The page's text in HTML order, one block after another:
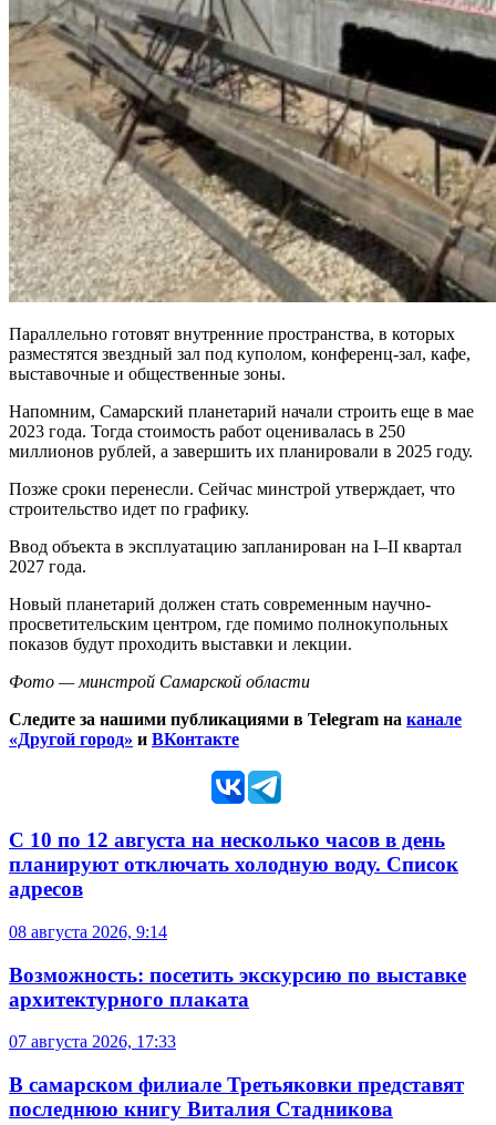
Параллельно готовят внутренние пространства, в которых
разместятся звездный зал под куполом, конференц-зал, кафе,
выставочные и общественные зоны.
Напомним, Самарский планетарий начали строить еще в мае
2023 года. Тогда стоимость работ оценивалась в 250
миллионов рублей, а завершить их планировали в 2025 году.
Позже сроки перенесли. Сейчас минстрой утверждает, что
строительство идет по графику.
Ввод объекта в эксплуатацию запланирован на I–II квартал
2027 года.
Новый планетарий должен стать современным научно-
просветительским центром, где помимо полнокупольных
показов будут проходить выставки и лекции.
Фото — минстрой Самарской области
Следите за нашими публикациями в Telegram на канале
«Другой город» и ВКонтакте
С 10 по 12 августа на несколько часов в день
планируют отключать холодную воду. Список
адресов
08 августа 2026, 9:14
Возможность: посетить экскурсию по выставке
архитектурного плаката
07 августа 2026, 17:33
В самарском филиале Третьяковки представят
последнюю книгу Виталия Стадникова